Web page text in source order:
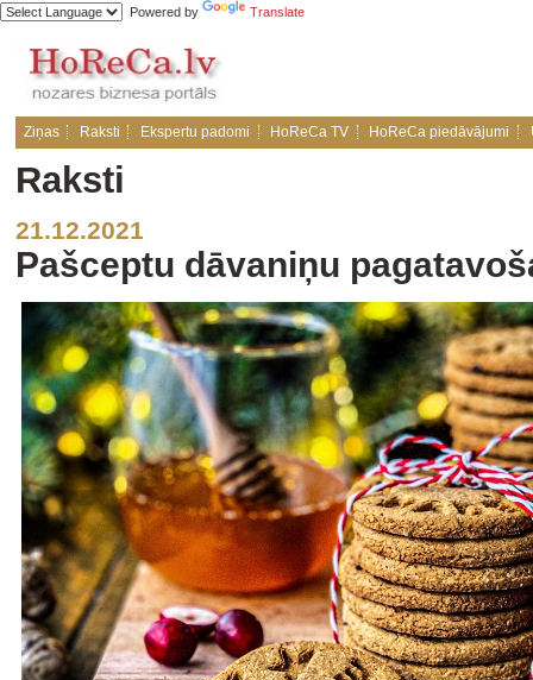
Powered by Translate
Ziņas Raksti Ekspertu padomi HoReCa TV HoReCa piedāvājumi
Raksti
21.12.2021
Pašceptu dāvaniņu